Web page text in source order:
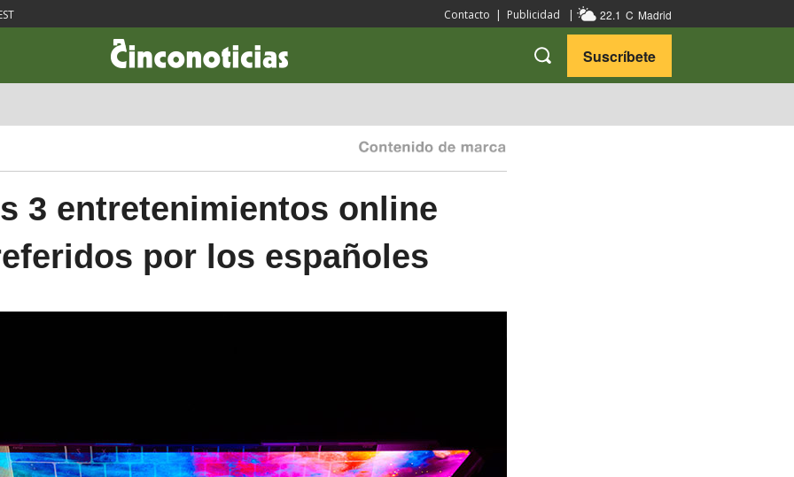
Contacto | Publicidad | 22.1 C Madrid
Suscríbete
3 entretenimientos online
por los españoles